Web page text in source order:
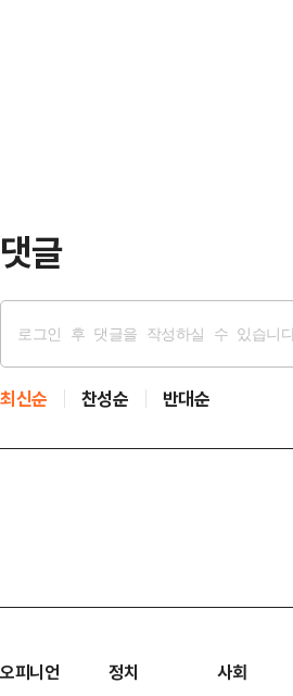
댓글
최신순 찬성순 반대순
오피니언 정치 사회